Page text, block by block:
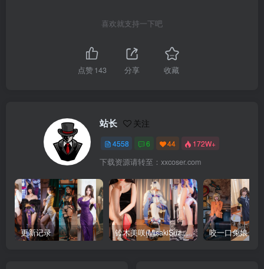
喜欢就支持一下吧
点赞143 分享 收藏
站长 关注
4558 6 44 172W+
下载资源请转至：xxcoser.com
更新记录 铃木美咲(MisakiSuzuki) 合集下载 咬一口兔娘 合